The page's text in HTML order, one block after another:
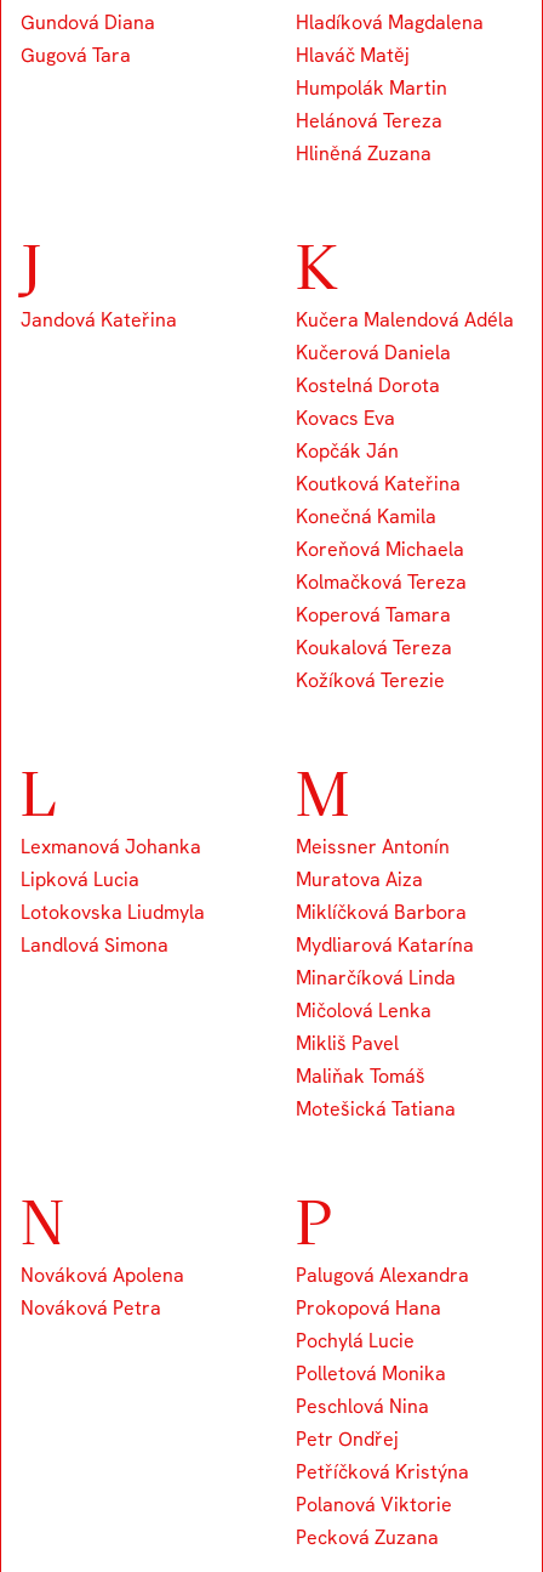
Gundová Diana
Gugová Tara
Hladíková Magdalena
Hlaváč Matěj
Humpolák Martin
Helánová Tereza
Hliněná Zuzana
J
Jandová Kateřina
K
Kučera Malendová Adéla
Kučerová Daniela
Kostelná Dorota
Kovacs Eva
Kopčák Ján
Koutková Kateřina
Konečná Kamila
Koreňová Michaela
Kolmačková Tereza
Koperová Tamara
Koukalová Tereza
Kožíková Terezie
L
Lexmanová Johanka
Lipková Lucia
Lotokovska Liudmyla
Landlová Simona
M
Meissner Antonín
Muratova Aiza
Miklíčková Barbora
Mydliarová Katarína
Minarčíková Linda
Mičolová Lenka
Mikliš Pavel
Maliňak Tomáš
Motešická Tatiana
N
Nováková Apolena
Nováková Petra
P
Palugová Alexandra
Prokopová Hana
Pochylá Lucie
Polletová Monika
Peschlová Nina
Petr Ondřej
Petříčková Kristýna
Polanová Viktorie
Pecková Zuzana